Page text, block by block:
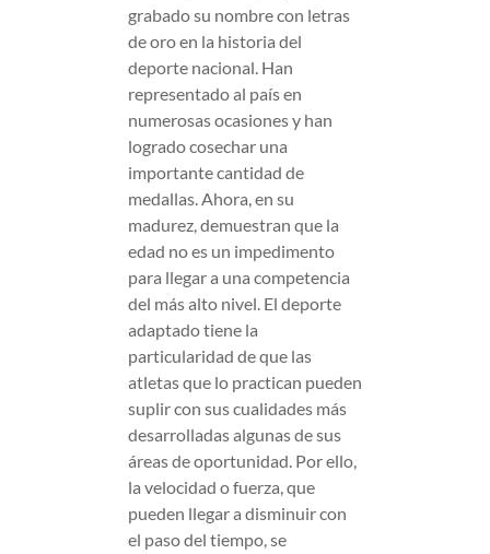
grabado su nombre con letras
de oro en la historia del
deporte nacional. Han
representado al país en
numerosas ocasiones y han
logrado cosechar una
importante cantidad de
medallas. Ahora, en su
madurez, demuestran que la
edad no es un impedimento
para llegar a una competencia
del más alto nivel. El deporte
adaptado tiene la
particularidad de que las
atletas que lo practican pueden
suplir con sus cualidades más
desarrolladas algunas de sus
áreas de oportunidad. Por ello,
la velocidad o fuerza, que
pueden llegar a disminuir con
el paso del tiempo, se